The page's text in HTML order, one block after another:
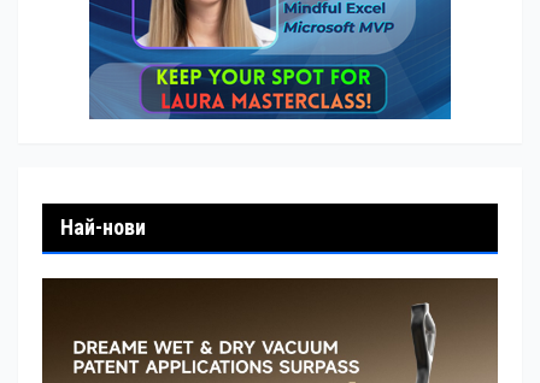
Най-нови